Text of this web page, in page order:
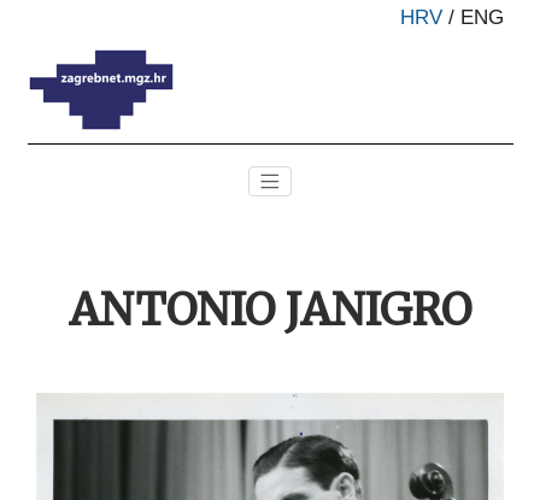
HRV / ENG
ANTONIO JANIGRO